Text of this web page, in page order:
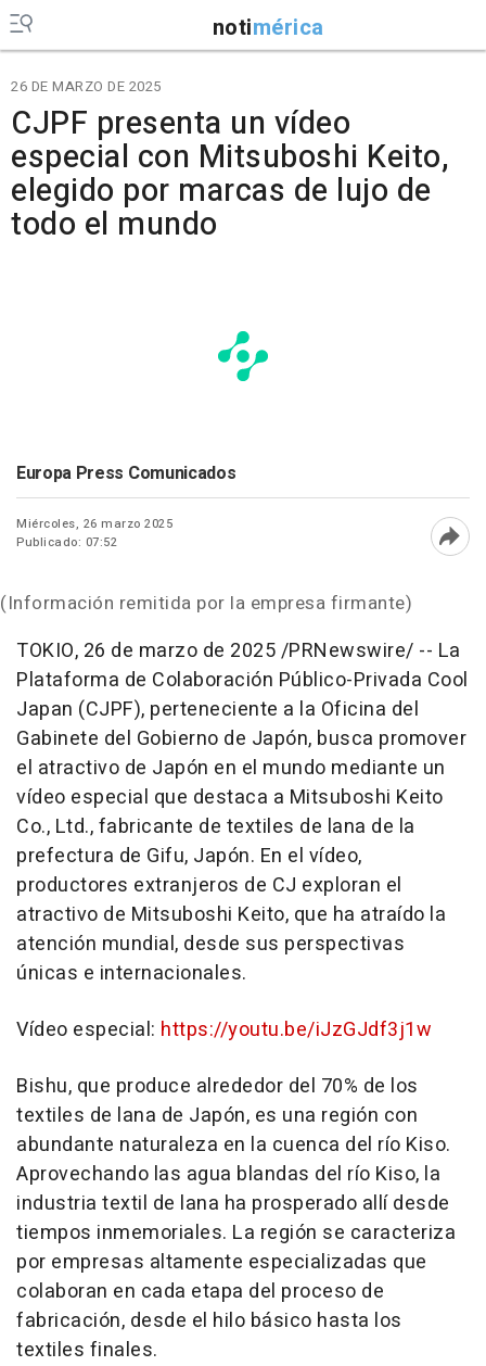
notimérica
26 DE MARZO DE 2025
CJPF presenta un vídeo
especial con Mitsuboshi Keito,
elegido por marcas de lujo de
todo el mundo
Europa Press Comunicados
Miércoles, 26 marzo 2025
Publicado: 07:52
(Información remitida por la empresa firmante)
TOKIO, 26 de marzo de 2025/PRNewswire/ -- La
Plataforma de Colaboración Público-Privada Cool
Japan (CJPF), perteneciente a la Oficina del
Gabinete del Gobierno de Japón, busca promover
el atractivo de Japón en el mundo mediante un
vídeo especial que destaca a Mitsuboshi Keito
Co., Ltd., fabricante de textiles de lana de la
prefectura de Gifu, Japón. En el vídeo,
productores extranjeros de CJ exploran el
atractivo de Mitsuboshi Keito, que ha atraído la
atención mundial, desde sus perspectivas
únicas e internacionales.
Vídeo especial: https://youtu.be/iJzGJdf3j1w
Bishu, que produce alrededor del 70% de los
textiles de lana de Japón, es una región con
abundante naturaleza en la cuenca del río Kiso.
Aprovechando las agua blandas del río Kiso, la
industria textil de lana ha prosperado allí desde
tiempos inmemoriales. La región se caracteriza
por empresas altamente especializadas que
colaboran en cada etapa del proceso de
fabricación, desde el hilo básico hasta los
textiles finales.